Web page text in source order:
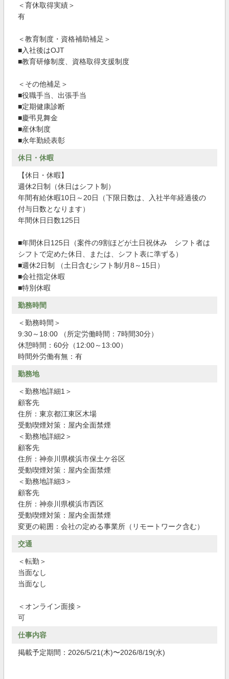
＜育休取得実績＞
有
＜教育制度・資格補助補足＞
■入社後はOJT
■教育研修制度、資格取得支援制度
＜その他補足＞
■役職手当、出張手当
■定期健康診断
■慶弔見舞金
■産休制度
■永年勤続表彰
休日・休暇
【休日・休暇】
週休2日制（休日はシフト制）
年間有給休暇10日～20日（下限日数は、入社半年経過後の
付与日数となります）
年間休日日数125日
■年間休日125日（案件の9割ほどが土日祝休み シフト者は
シフトで定めた休日、または、シフト表に準ずる）
■週休2日制 （土日含むシフト制/月8～15日）
■会社指定休暇
■特別休暇
勤務時間
＜勤務時間＞
9:30～18:00 （所定労働時間：7時間30分）
休憩時間：60分（12:00～13:00）
時間外労働有無：有
勤務地
＜勤務地詳細1＞
顧客先
住所：東京都江東区木場
受動喫煙対策：屋内全面禁煙
＜勤務地詳細2＞
顧客先
住所：神奈川県横浜市保土ケ谷区
受動喫煙対策：屋内全面禁煙
＜勤務地詳細3＞
顧客先
住所：神奈川県横浜市西区
受動喫煙対策：屋内全面禁煙
変更の範囲：会社の定める事業所（リモートワーク含む）
交通
＜転勤＞
当面なし
当面なし
＜オンライン面接＞
可
仕事内容
掲載予定期間：2026/5/21(木)〜2026/8/19(水)